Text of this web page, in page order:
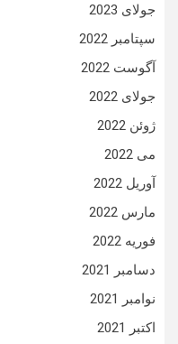
جولای 2023
سپتامبر 2022
آگوست 2022
جولای 2022
ژوئن 2022
می 2022
آوریل 2022
مارس 2022
فوریه 2022
دسامبر 2021
نوامبر 2021
اکتبر 2021